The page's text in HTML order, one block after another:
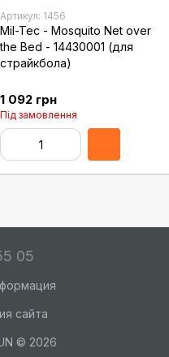
Артикул: 1456
Mil-Tec - Mosquito Net over
the Bed - 14430001 (для
страйкбола)
1 092 грн
Під замовлення
05
сайта
© 2026